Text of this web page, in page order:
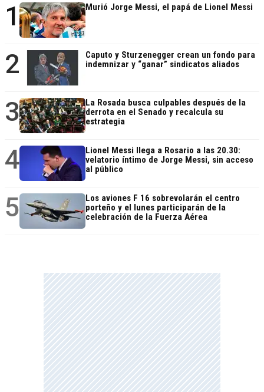
1 Murió Jorge Messi, el papá de Lionel Messi
2
Caputo y Sturzenegger crean un fondo para
indemnizar y “ganar” sindicatos aliados
3
La Rosada busca culpables después de la
derrota en el Senado y recalcula su
estrategia
4
Lionel Messi llega a Rosario a las 20.30:
velatorio íntimo de Jorge Messi, sin acceso
al público
5
Los aviones F 16 sobrevolarán el centro
porteño y el lunes participarán de la
celebración de la Fuerza Aérea